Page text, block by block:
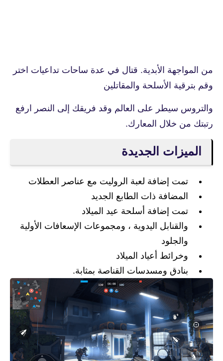
من المواجهة الأبدية. قتال في عدة ساحات تداعيات اختر
وقم بترقية الأسلحة والمقاتلين
والتروس سيطر على العالم وقد فريقك إلى النصر ارفع
رتبتك من خلال المعارك.
الميزات الجديدة
تمت إضافة لعبة الروليت مع عناصر العطلات
المضافة ذات الطابع الجديد
تمت إضافة أسلحة عيد الميلاد
والقنابل اليدوية ، ومجموعات الإسعافات الأولية
والجلود
وخرائط أعياد الميلاد
بنادق ومسدسات القناصة بمثابة.